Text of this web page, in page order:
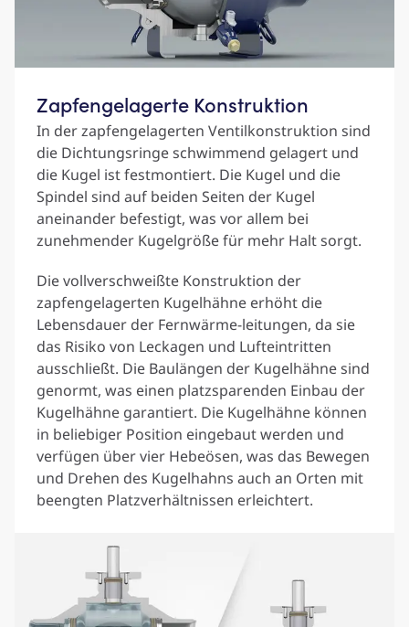
Zapfengelagerte Konstruktion
In der zapfengelagerten Ventilkonstruktion sind
die Dichtungsringe schwimmend gelagert und
die Kugel ist festmontiert. Die Kugel und die
Spindel sind auf beiden Seiten der Kugel
aneinander befestigt, was vor allem bei
zunehmender Kugelgröße für mehr Halt sorgt.
Die vollverschweißte Konstruktion der
zapfengelagerten Kugelhähne erhöht die
Lebensdauer der Fernwärme-leitungen, da sie
das Risiko von Leckagen und Lufteintritten
ausschließt. Die Baulängen der Kugelhähne sind
genormt, was einen platzsparenden Einbau der
Kugelhähne garantiert. Die Kugelhähne können
in beliebiger Position eingebaut werden und
verfügen über vier Hebeösen, was das Bewegen
und Drehen des Kugelhahns auch an Orten mit
beengten Platzverhältnissen erleichtert.